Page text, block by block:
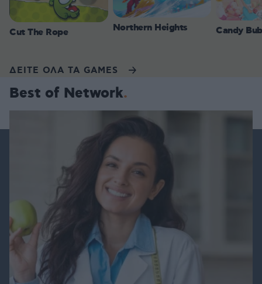
Cut The Rope Northern Heights Candy
ΔΕΙΤΕ ΟΛΑ ΤΑ GAMES
Best of Network